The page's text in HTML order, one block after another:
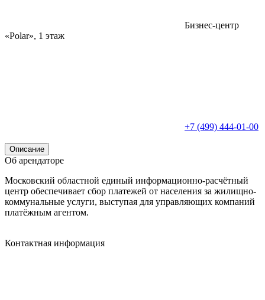
Бизнес-центр
«Polar», 1 этаж
+7 (499) 444-01-00
Описание
Об арендаторе
Московский областной единый информационно-расчётный
центр обеспечивает сбор платежей от населения за жилищно-
коммунальные услуги, выступая для управляющих компаний
платёжным агентом.
Контактная информация